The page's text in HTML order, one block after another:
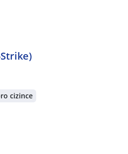
cizince